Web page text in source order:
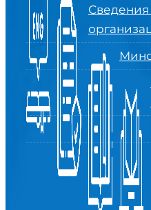
Сведения